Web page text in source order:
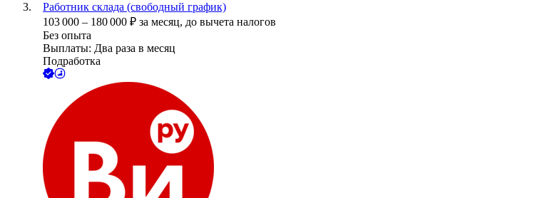
Работник склада (свободный график)
103 000 – 180 000 ₽ за месяц, до вычета налогов
Без опыта
Выплаты: Два раза в месяц
Подработка